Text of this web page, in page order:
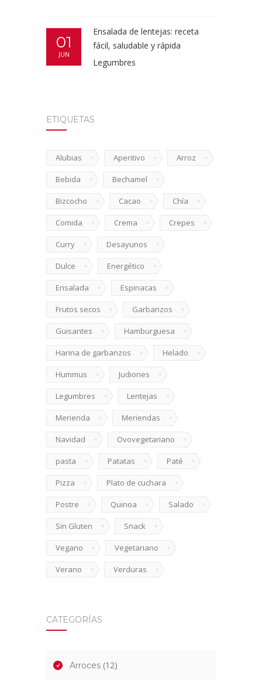
01
JUN
Ensalada de lentejas: receta
fácil, saludable y rápida
Legumbres
ETIQUETAS
Alubias Aperitivo Arroz
Bebida Bechamel
Bizcocho Cacao Chía
Comida Crema Crepes
Curry Desayunos
Dulce Energético
Ensalada Espinacas
Frutos secos Garbanzos
Guisantes Hamburguesa
Harina de garbanzos Helado
Hummus Judiones
Legumbres Lentejas
Merienda Meriendas
Navidad Ovovegetariano
pasta Patatas Paté
Pizza Plato de cuchara
Postre Quinoa Salado
Sin Gluten Snack
Vegano Vegetariano
Verano Verduras
CATEGORÍAS
Arroces (12)